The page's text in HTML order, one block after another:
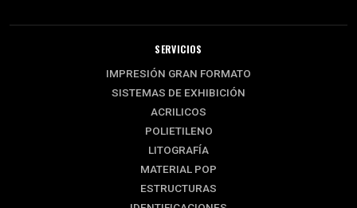
SERVICIOS
IMPRESIÓN GRAN FORMATO
SISTEMAS DE EXHIBICIÓN
ACRILICOS
POLIETILENO
LITOGRAFÍA
MATERIAL POP
ESTRUCTURAS